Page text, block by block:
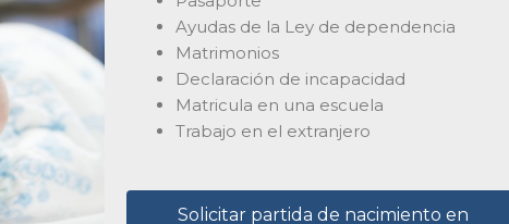
Ayudas de la Ley de dependencia
Matrimonios
Declaración de incapacidad
Matricula en una escuela
Trabajo en el extranjero
Solicitar partida de nacimiento en